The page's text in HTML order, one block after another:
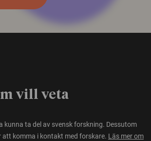
vill veta
kunna ta del av svensk forskning. Dessutom
att komma i kontakt med forskare. Läs mer om